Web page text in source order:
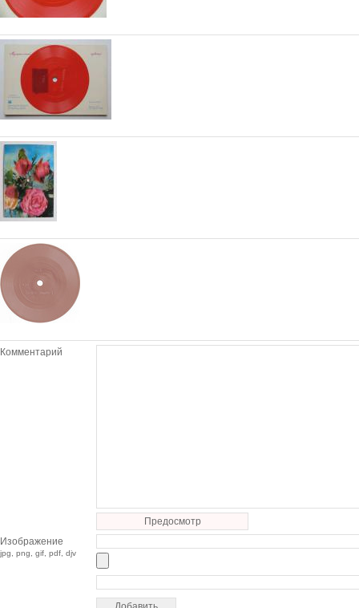
Комментарий
Предосмотр
Изображение
jpg, png, gif, pdf, djv